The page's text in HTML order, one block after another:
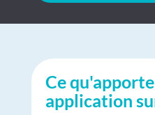
Ce
application